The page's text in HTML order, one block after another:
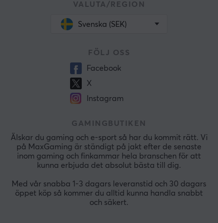
VALUTA/REGION
Svenska (SEK)
FÖLJ OSS
Facebook
X
Instagram
GAMINGBUTIKEN
Älskar du gaming och e-sport så har du kommit rätt. Vi
på MaxGaming är ständigt på jakt efter de senaste
inom gaming och finkammar hela branschen för att
kunna erbjuda det absolut bästa till dig.
Med vår snabba 1-3 dagars leveranstid och 30 dagars
öppet köp så kommer du alltid kunna handla snabbt
och säkert.